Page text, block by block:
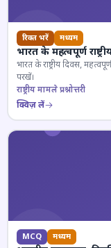
रिक्त भरें मध्यम
भारत के महत्वपूर्ण
भारत के राष्ट्रीय दिवस,
परखें।
राष्ट्रीय मामले प्रश्नोत्तरी
क्विज़ लें
MCQ मध्यम